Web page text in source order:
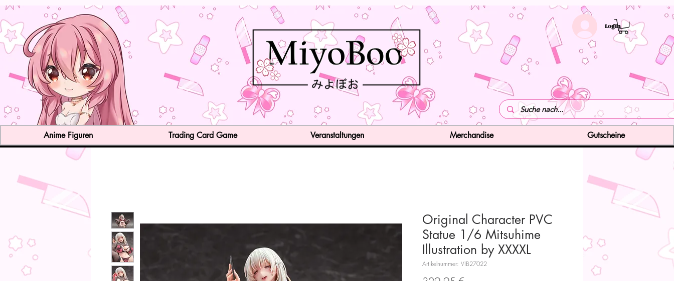
LogIn
Original Character PVC
Statue 1/6 Mitsuhime
Illustration by XXXXL
Artikelnummer: VIB27022
Anime Figuren Trading Card Game Veranstaltungen Merchandise Gutscheine